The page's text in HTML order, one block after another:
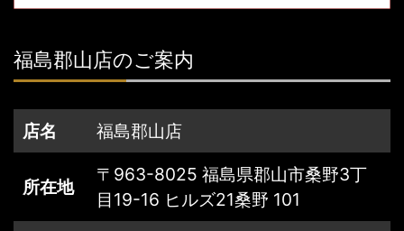
福島郡山店のご案内
店名 福島郡山店
所在地
〒963-8025 福島県郡山市桑野3丁
目19-16 ヒルズ21桑野 101